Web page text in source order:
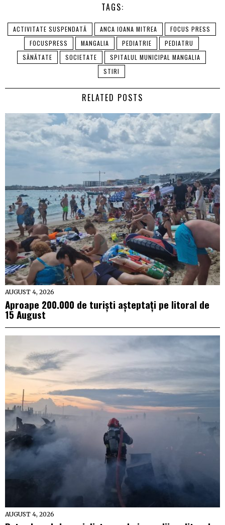
TAGS:
ACTIVITATE SUSPENDATĂ ANCA IOANA MITREA
FOCUS PRESS
FOCUSPRESS
MANGALIA PEDIATRIE
PEDIATRU
SĂNĂTATE
SOCIETATE
SPITALUL MUNICIPAL MANGALIA
STIRI
RELATED POSTS
AUGUST 4, 2026
Aproape 200.000 de turiști așteptați pe litoral de
15 August
AUGUST 4, 2026